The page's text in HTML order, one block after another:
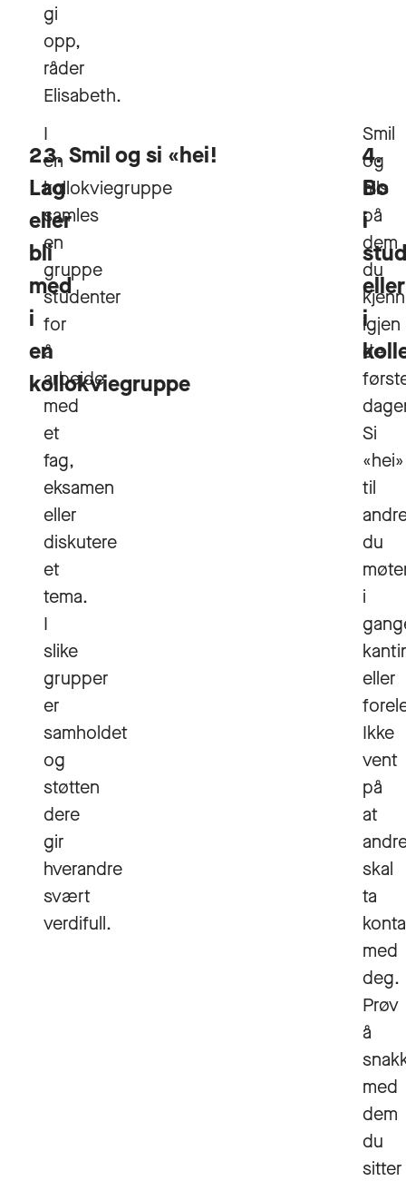
gi
opp,
råder
Elisabeth.
2.
Lag
eller
bli
med
i
en
kollokviegruppe
I
en
kollokviegruppe
samles
en
gruppe
studenter
for
å
arbeide
med
et
fag,
eksamen
eller
diskutere
et
tema.
I
slike
grupper
er
samholdet
og
støtten
dere
gir
hverandre
svært
verdifull.
3. Smil og si «hei!
Smil
og
hils
på
dem
du
igjen
de
Si
«hei»
til
du
i
eller
Ikke
vent
på
at
skal
ta
med
deg.
Prøv
å
med
dem
du
sitter
4.
Bo
i
eller
i